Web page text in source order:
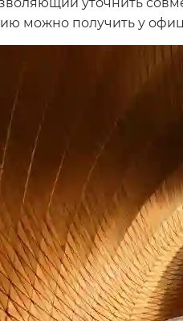
можно получить у